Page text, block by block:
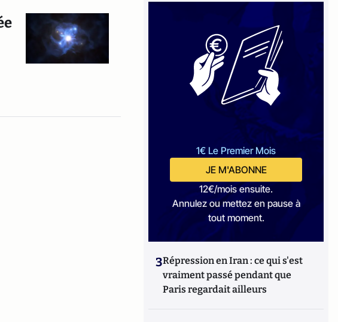
1€ Le Premier Mois
JE M'ABONNE
12€/mois ensuite.
Annulez ou mettez en pause à
tout moment.
3Répression en Iran : ce qui s'est
vraiment passé pendant que
Paris regardait ailleurs